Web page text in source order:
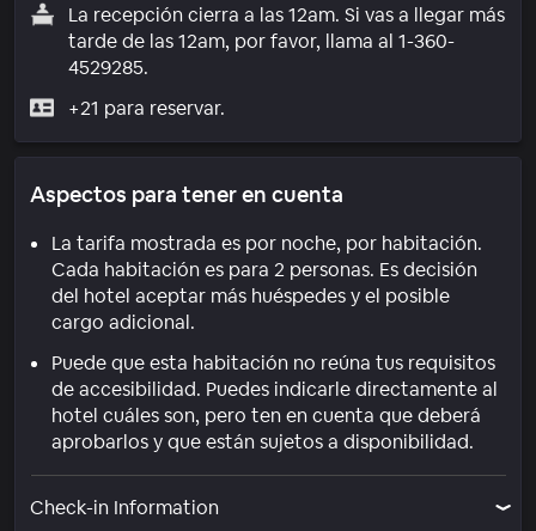
La recepción cierra a las 12am. Si vas a llegar más
tarde de las 12am, por favor, llama al 1-360-
4529285.
+21 para reservar.
Aspectos para tener en cuenta
La tarifa mostrada es por noche, por habitación.
Cada habitación es para 2 personas. Es decisión
del hotel aceptar más huéspedes y el posible
cargo adicional.
Puede que esta habitación no reúna tus requisitos
de accesibilidad. Puedes indicarle directamente al
hotel cuáles son, pero ten en cuenta que deberá
aprobarlos y que están sujetos a disponibilidad.
Check-in Information